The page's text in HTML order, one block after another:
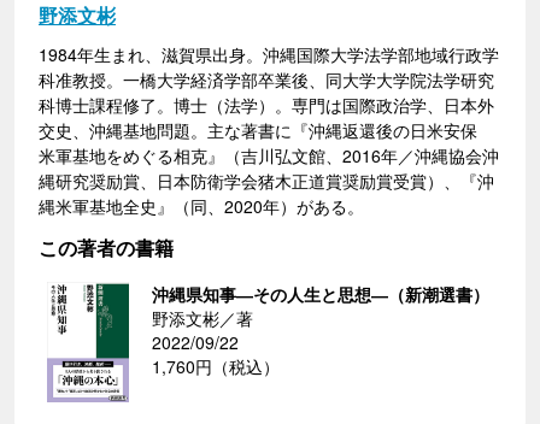
野添文彬
1984年生まれ、滋賀県出身。沖縄国際大学法学部地域行政学
科准教授。一橋大学経済学部卒業後、同大学大学院法学研究
科博士課程修了。博士（法学）。専門は国際政治学、日本外
交史、沖縄基地問題。主な著書に『沖縄返還後の日米安保
米軍基地をめぐる相克』（吉川弘文館、2016年／沖縄協会沖
縄研究奨励賞、日本防衛学会猪木正道賞奨励賞受賞）、『沖
縄米軍基地全史』（同、2020年）がある。
この著者の書籍
沖縄県知事―その人生と思想―（新潮選書）
野添文彬／著
2022/09/22
1,760円（税込）